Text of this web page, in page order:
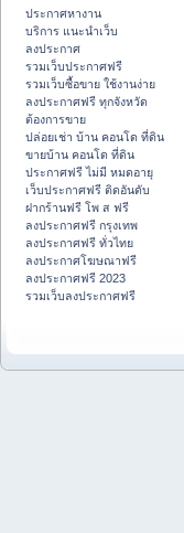
ประกาศหางาน
บริการ แนะนำเว็บ
ลงประกาศ
รวมเว็บประกาศฟรี
รวมเว็บซื้อขาย ใช้งานง่าย
ลงประกาศฟรี ทุกจังหวัด
ต้องการขาย
ปล่อยเช่า บ้าน คอนโด ที่ดิน
ขายบ้าน คอนโด ที่ดิน
ประกาศฟรี ไม่มี หมดอายุ
เว็บประกาศฟรี ติดอันดับ
ฝากร้านฟรี โพ ส ฟรี
ลงประกาศฟรี กรุงเทพ
ลงประกาศฟรี ทั่วไทย
ลงประกาศโฆษณาฟรี
ลงประกาศฟรี 2023
รวมเว็บลงประกาศฟรี